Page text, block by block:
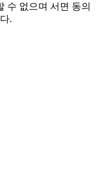
수 없으며 서면 동의
.